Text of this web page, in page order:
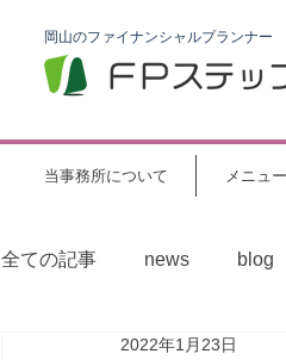
岡山のファイナンシャルプランナー
当事務所について メニュ
全ての記事 news blog
2022年1月23日